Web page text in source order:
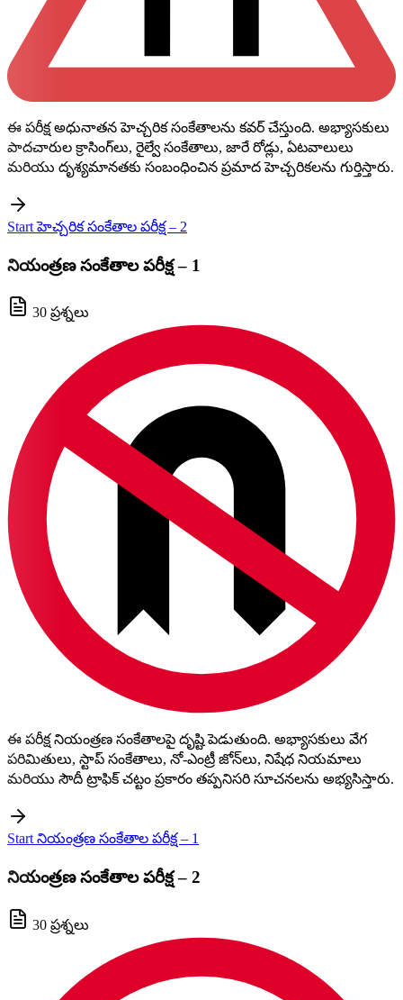
ఈ పరీక్ష అధునాతన హెచ్చరిక సంకేతాలను కవర్ చేస్తుంది. అభ్యాసకులు
పాదచారుల క్రాసింగ్‌లు, రైల్వే సంకేతాలు, జారే రోడ్లు, ఏటవాలులు
మరియు దృశ్యమానతకు సంబంధించిన ప్రమాద హెచ్చరికలను గుర్తిస్తారు.
Start హెచ్చరిక సంకేతాల పరీక్ష – 2
నియంత్రణ సంకేతాల పరీక్ష – 1
30 ప్రశ్నలు
ఈ పరీక్ష నియంత్రణ సంకేతాలపై దృష్టి పెడుతుంది. అభ్యాసకులు వేగ
పరిమితులు, స్టాప్ సంకేతాలు, నో-ఎంట్రీ జోన్‌లు, నిషేధ నియమాలు
మరియు సౌదీ ట్రాఫిక్ చట్టం ప్రకారం తప్పనిసరి సూచనలను అభ్యసిస్తారు.
Start నియంత్రణ సంకేతాల పరీక్ష – 1
నియంత్రణ సంకేతాల పరీక్ష – 2
30 ప్రశ్నలు